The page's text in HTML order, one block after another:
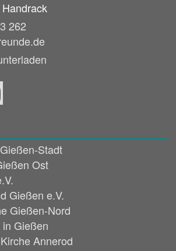
Handrack
262
Stadt
Ost
Gießen e.V.
Gießen-Nord
Gießen
Annerod